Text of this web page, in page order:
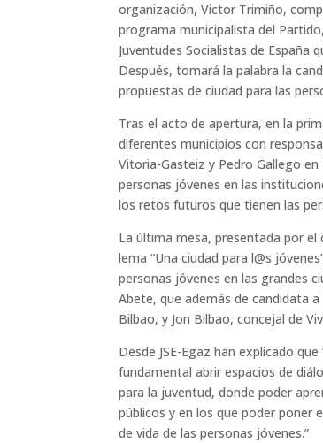
organización, Victor Trimiño,
programa municipalista del
Juventudes Socialistas de España
Después, tomará la palabra la
propuestas de ciudad para las
Tras el acto de apertura, en la
diferentes municipios con
Vitoria-Gasteiz y Pedro Gallego
personas jóvenes en las
los retos futuros que tienen las
La última mesa, presentada por el
lema “Una ciudad para l@s
personas jóvenes en las grandes
Abete, que además de candidata
Bilbao, y Jon Bilbao, concejal de
Desde JSE-Egaz han explicado
fundamental abrir espacios de
para la juventud, donde poder
públicos y en los que poder poner
de vida de las personas jóvenes.”